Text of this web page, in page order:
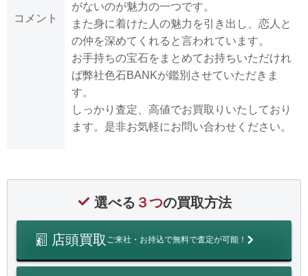
コメント
がないのが魅力の一つです。
また身に着けた人の魅力を引き出し、恋人と
の仲を深めてくれると言われています。
お手持ちの宝石をまとめてお持ちいただけれ
ば弊社色石BANKが鑑別させていただきま
す。
しっかり査定、高値でお買取りいたしており
ます。是非お気軽にお問い合わせください。
選べる ３つの買取方法
店頭買取 ご来社・お持込で無料で査定が可能！